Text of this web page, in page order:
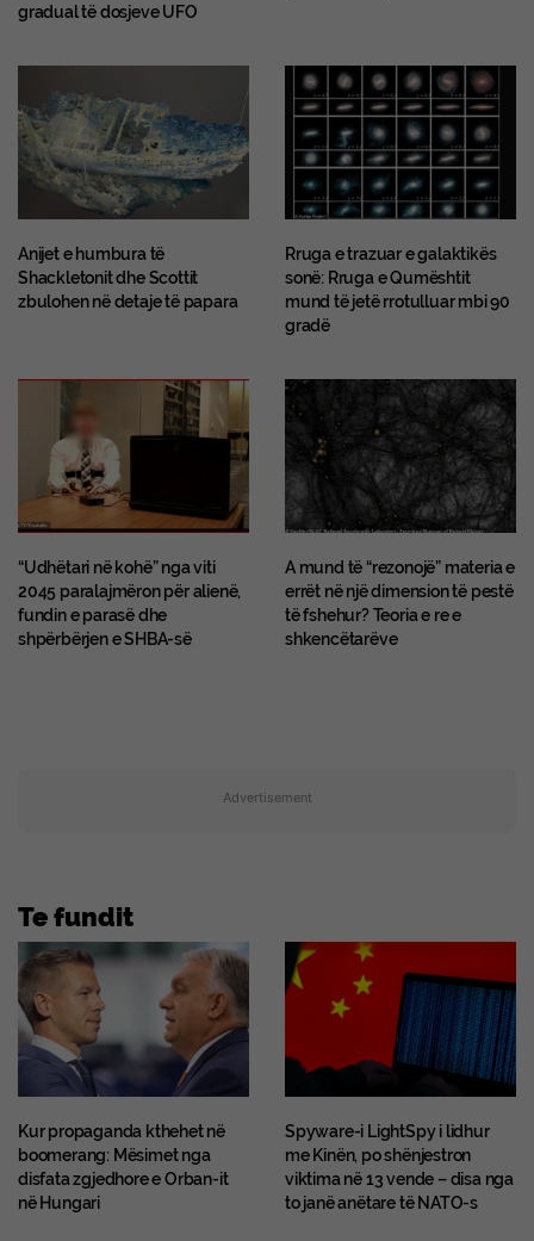
gradual të dosjeve UFO
Anijet e humbura të
Shackletonit dhe Scottit
zbulohen në detaje të papara
Rruga e trazuar e galaktikës
sonë: Rruga e Qumështit
mund të jetë rrotulluar mbi 90
gradë
“Udhëtari në kohë” nga viti
2045 paralajmëron për alienë,
fundin e parasë dhe
shpërbërjen e SHBA-së
A mund të “rezonojë” materia e
errët në një dimension të pestë
të fshehur? Teoria e re e
shkencëtarëve
Advertisement
Te fundit
Kur propaganda kthehet në
boomerang: Mësimet nga
disfata zgjedhore e Orban-it
në Hungari
Spyware-i LightSpy i lidhur
me Kinën, po shënjestron
viktima në 13 vende – disa nga
to janë anëtare të NATO-s